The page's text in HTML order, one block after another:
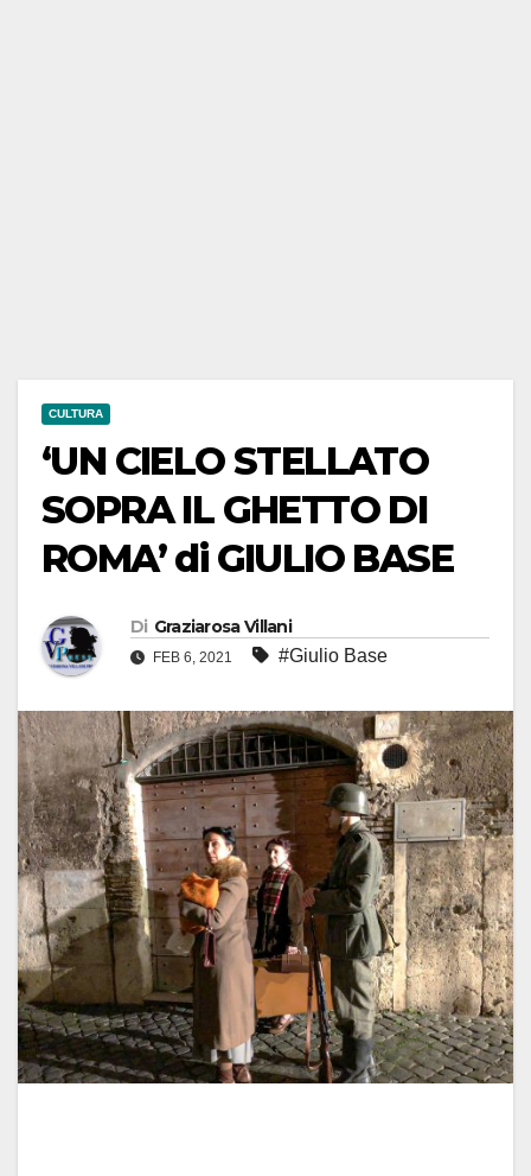
CULTURA
‘UN CIELO STELLATO
SOPRA IL GHETTO DI
ROMA’ di GIULIO BASE
Di Graziarosa Villani
FEB 6, 2021 #Giulio Base